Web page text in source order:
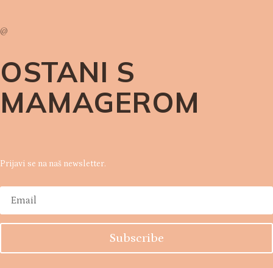
@
OSTANI S
MAMAGEROM
Prijavi se na naš newsletter.
Subscribe